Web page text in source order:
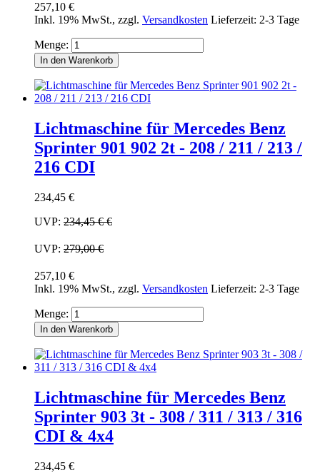
257,10 €
Inkl. 19% MwSt., zzgl. Versandkosten Lieferzeit: 2-3 Tage
Menge:
In den Warenkorb
Lichtmaschine für Mercedes Benz
Sprinter 901 902 2t - 208 / 211 / 213 /
216 CDI
234,45 €
UVP: 234,45 €€
UVP: 279,00 €
257,10 €
Inkl. 19% MwSt., zzgl. Versandkosten Lieferzeit: 2-3 Tage
Menge:
In den Warenkorb
Lichtmaschine für Mercedes Benz
Sprinter 903 3t - 308 / 311 / 313 / 316
CDI & 4x4
234,45 €